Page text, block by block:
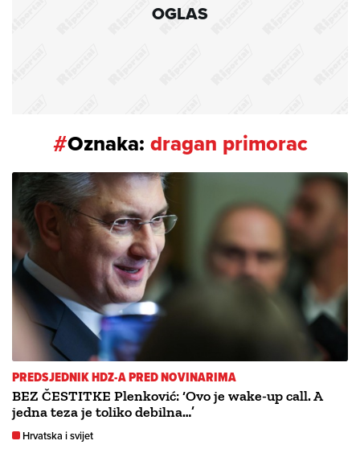
OGLAS
#Oznaka: dragan primorac
PREDSJEDNIK HDZ-A PRED NOVINARIMA
BEZ ČESTITKE Plenković: ‘Ovo je wake-up call. A
jedna teza je toliko debilna…’
Hrvatska i svijet